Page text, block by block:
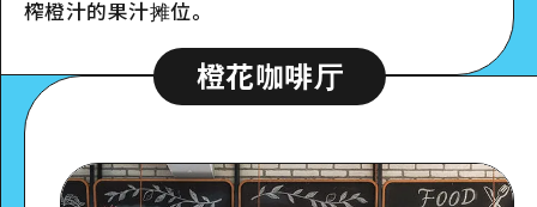
榨橙汁的果汁摊位。
橙花咖啡厅